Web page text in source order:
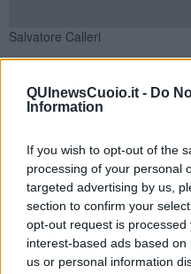
QUInewsCuoio.it - Do
Information
If you wish to opt-out of the
processing of your personal
targeted advertising by us,
section to confirm your
opt-out request is
interest-based ads based
us or personal information
Salvatore Calleri
Se vuoi leggere le notizie
Newsletter QUInews -
alle 20:00 direttamente nella
Basta cliccareQUI
Ti potrebbe interessare